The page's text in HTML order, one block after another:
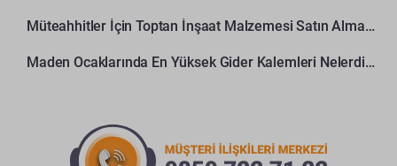
Müteahhitler İçin Toptan İnşaat Malzemesi Satın Alma Rehberi
Maden Ocaklarında En Yüksek Gider Kalemleri Nelerdir?